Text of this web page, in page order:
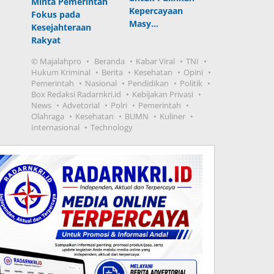
Fokus pada
Kesejahteraan
Rakyat
Kepercayaan
Masy…
© Majalahpro Beranda Kabar Viral
TNI
Hukum Kriminal
Berita Kesehatan
Opini
Pemerintah
Nasional Pendidikan
Politik
Box Redaksi Radarnkri.id
Kebijakan Privasi
News
Advetorial Polri
Pemerintah
Olahraga
Kesehatan BUMN
Kuliner
Internasional
Technology